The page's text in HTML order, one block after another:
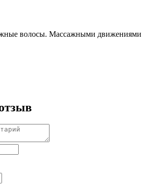
волосы. Массажными движениями